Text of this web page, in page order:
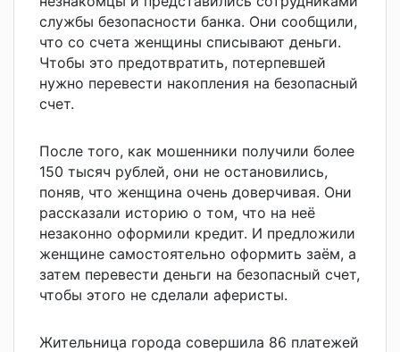
службы безопасности банка. Они сообщили,
что со счета женщины списывают деньги.
Чтобы это предотвратить, потерпевшей
нужно перевести накопления на безопасный
счет.
После того, как мошенники получили более
150 тысяч рублей, они не остановились,
поняв, что женщина очень доверчивая. Они
рассказали историю о том, что на неё
незаконно оформили кредит. И предложили
женщине самостоятельно оформить заём, а
затем перевести деньги на безопасный счет,
чтобы этого не сделали аферисты.
Жительница города совершила 86 платежей